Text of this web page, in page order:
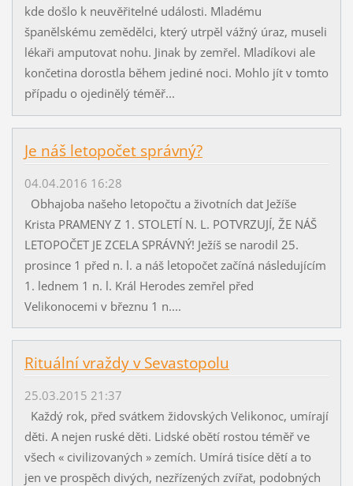
kde došlo k neuvěřitelné události. Mladému
španělskému zemědělci, který utrpěl vážný úraz, museli
lékaři amputovat nohu. Jinak by zemřel. Mladíkovi ale
končetina dorostla během jediné noci. Mohlo jít v tomto
případu o ojedinělý téměř...
Je náš letopočet správný?
04.04.2016 16:28
Obhajoba našeho letopočtu a životních dat Ježíše
Krista PRAMENY Z 1. STOLETÍ N. L. POTVRZUJÍ, ŽE NÁŠ
LETOPOČET JE ZCELA SPRÁVNÝ! Ježíš se narodil 25.
prosince 1 před n. l. a náš letopočet začíná následujícím
1. lednem 1 n. l. Král Herodes zemřel před
Velikonocemi v březnu 1 n....
Rituální vraždy v Sevastopolu
25.03.2015 21:37
Každý rok, před svátkem židovských Velikonoc, umírají
děti. A nejen ruské děti. Lidské obětí rostou téměř ve
všech « civilizovaných » zemích. Umírá tisíce dětí a to
jen ve prospěch divých, nezřízených zvířat, podobných